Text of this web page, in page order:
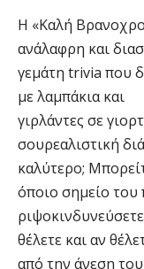
Η «Καλή
ανάλαφρη και
γεμάτη trivia που
με λαμπάκια και
γιρλάντες σε
σουρεαλιστική
καλύτερο;
όποιο σημείο του
θέλετε και αν
από την άνεση